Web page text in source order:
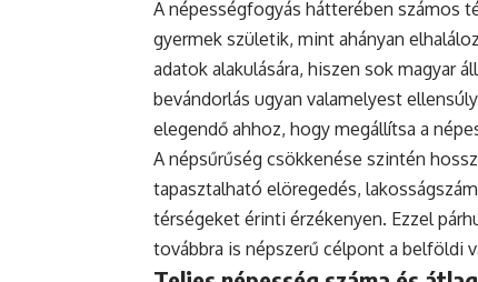
A népességfogyás hátterében számos
gyermek születik, mint ahányan
adatok alakulására, hiszen sok magyar
bevándorlás ugyan valamelyest
elegendő ahhoz, hogy megállítsa a
A népsűrűség csökkenése szintén
tapasztalható elöregedés,
térségeket érinti érzékenyen. Ezzel
továbbra is népszerű célpont a belföldi